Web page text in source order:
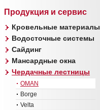
Продукция и сервис
Кровельные материалы
Водосточные системы
Сайдинг
Мансардные окна
Чердачные лестницы
OMAN
Borge
Velta